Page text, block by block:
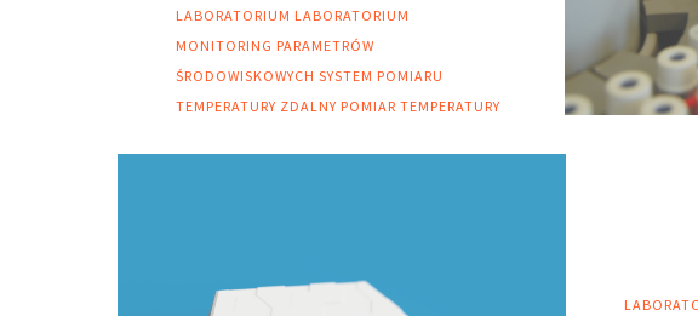
LABORATORIUM LABORATORIUM
MONITORING PARAMETRÓW
ŚRODOWISKOWYCH SYSTEM POMIARU
TEMPERATURY ZDALNY POMIAR TEMPERATURY